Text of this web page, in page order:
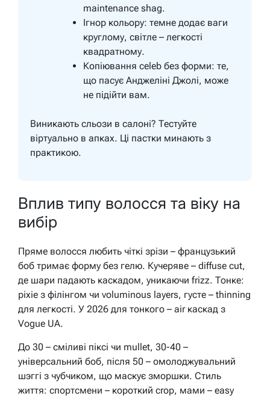
maintenance shag.
Ігнор кольору: темне додає ваги
круглому, світле – легкості
квадратному.
Копіювання celeb без форми: те,
що пасує Анджеліні Джолі, може
не підійти вам.
Виникають сльози в салоні? Тестуйте
віртуально в апках. Ці пастки минають з
практикою.
Вплив типу волосся та віку на
вибір
Пряме волосся любить чіткі зрізи – французький
боб тримає форму без гелю. Кучеряве – diffuse cut,
де шари падають каскадом, уникаючи frizz. Тонке:
pixie з філінгом чи voluminous layers, густе – thinning
для легкості. У 2026 для тонкого – air каскад з
Vogue UA.
До 30 – сміливі піксі чи mullet, 30-40 –
універсальний боб, після 50 – омолоджувальний
шэггі з чубчиком, що маскує зморшки. Стиль
життя: спортсмени – короткий crop, мами – easy